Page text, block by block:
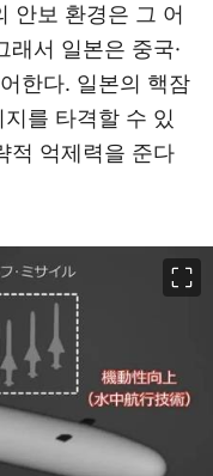
안보 환경은 그 어
래서 일본은 중국·
한다. 일본의 핵잠
를 타격할 수 있
적 억제력을 준다